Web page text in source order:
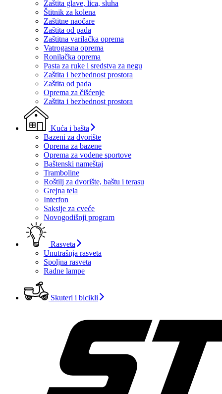
Zaštita glave, lica, sluha
Štitnik za kolena
Zaštitne naočare
Zaštita od pada
Zaštitna varilačka oprema
Vatrogasna oprema
Ronilačka oprema
Pasta za ruke i sredstva za negu
Zaštita i bezbednost prostora
Zaštita od pada
Oprema za čišćenje
Zaštita i bezbednost prostora
Kuća i bašta
Bazeni za dvorište
Oprema za bazene
Oprema za vodene sportove
Baštenski nameštaj
Tramboline
Roštilj za dvorište, baštu i terasu
Grejna tela
Interfon
Saksije za cveće
Novogodišnji program
Rasveta
Unutrašnja rasveta
Spoljna rasveta
Radne lampe
Skuteri i bicikli